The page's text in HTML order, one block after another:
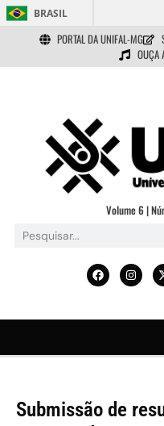
BRASIL
PORTAL DA UNIFAL-MG
OUÇA
Volume 6 |
Submissão de